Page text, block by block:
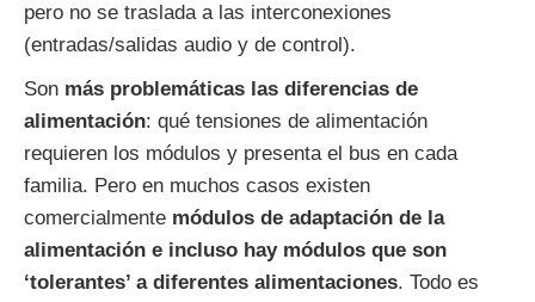
pero no se traslada a las interconexiones
(entradas/salidas audio y de control).
Son más problemáticas las diferencias de
alimentación: qué tensiones de alimentación
requieren los módulos y presenta el bus en cada
familia. Pero en muchos casos existen
comercialmente módulos de adaptación de la
alimentación e incluso hay módulos que son
‘tolerantes’ a diferentes alimentaciones. Todo es